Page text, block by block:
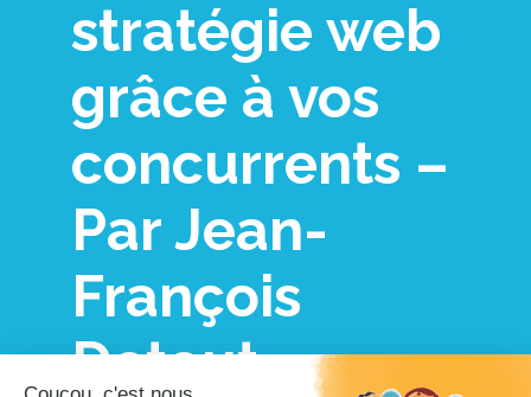
stratégie web
grâce à vos
concurrents –
Par Jean-
François
Detout